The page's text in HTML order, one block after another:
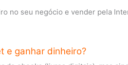
no seu negócio e vender pela
e ganhar dinheiro?